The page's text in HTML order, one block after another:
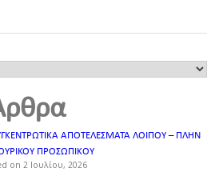
ΑΠΟΤΕΛΕΣΜΑΤΑ ΛΟΙΠΟΥ – ΠΛΗΝ
ΠΡΟΣΩΠΙΚOY
on 2 Ιουλίου, 2026